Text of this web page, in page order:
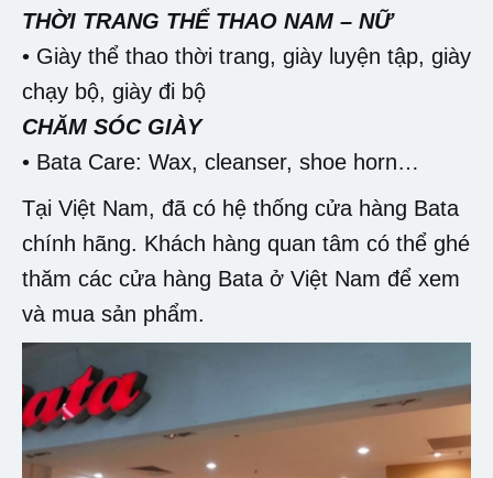
THỜI TRANG THỂ THAO NAM – NỮ
• Giày thể thao thời trang, giày luyện tập, giày
chạy bộ, giày đi bộ
CHĂM SÓC GIÀY
• Bata Care: Wax, cleanser, shoe horn…
Tại Việt Nam, đã có hệ thống cửa hàng Bata
chính hãng. Khách hàng quan tâm có thể ghé
thăm các cửa hàng Bata ở Việt Nam để xem
và mua sản phẩm.